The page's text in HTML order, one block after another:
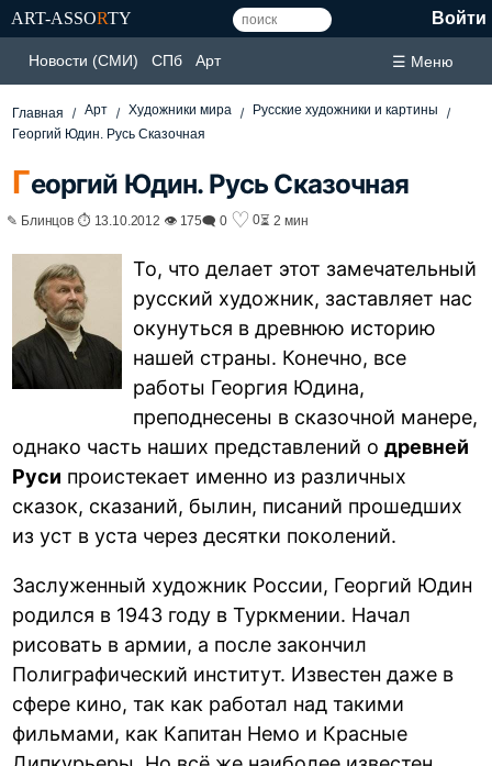
ART-ASSORTY Войти
Новости (СМИ) СПб Арт ☰ Меню
Главная Арт Художники мира
Русские художники и картины
Георгий Юдин. Русь Сказочная
Георгий Юдин. Русь Сказочная
✎ Блинцов ⏱ 13.10.2012 👁 175🗨 0 ♡ 0⏳ 2 мин
То, что делает этот замечательный
русский художник, заставляет нас
окунуться в древнюю историю
нашей страны. Конечно, все
работы Георгия Юдина,
преподнесены в сказочной манере,
однако часть наших представлений одревней
Руси проистекает именно из различных
сказок, сказаний, былин, писаний прошедших
из уст в уста через десятки поколений.
Заслуженный художник России, Георгий Юдин
родился в 1943 году в Туркмении. Начал
рисовать в армии, а после закончил
Полиграфический институт. Известен даже в
сфере кино, так как работал над такими
фильмами, как Капитан Немо и Красные